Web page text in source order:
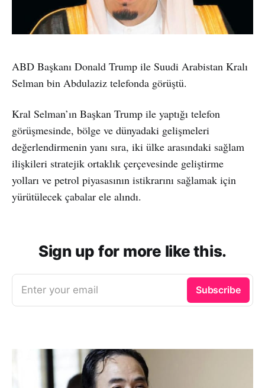
ABD Başkanı Donald Trump ile Suudi Arabistan Kralı
Selman bin Abdulaziz telefonda görüştü.
Kral Selman’ın Başkan Trump ile yaptığı telefon
görüşmesinde, bölge ve dünyadaki gelişmeleri
değerlendirmenin yanı sıra, iki ülke arasındaki sağlam
ilişkileri stratejik ortaklık çerçevesinde geliştirme
yolları ve petrol piyasasının istikrarını sağlamak için
yürütülecek çabalar ele alındı.
Sign up for more like this.
Enter your email Subscribe